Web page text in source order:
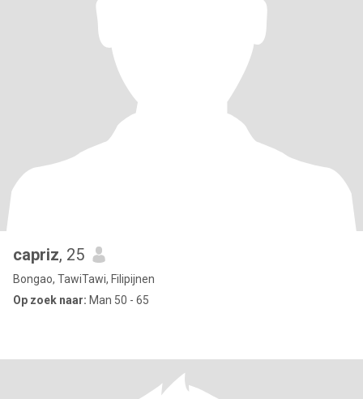
capriz, 25
Bongao, TawiTawi, Filipijnen
Op zoek naar: Man 50 - 65